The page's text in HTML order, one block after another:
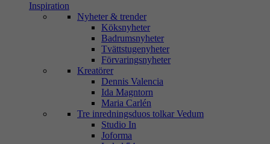
Inspiration
Nyheter & trender
Köksnyheter
Badrumsnyheter
Tvättstugenyheter
Förvaringsnyheter
Kreatörer
Dennis Valencia
Ida Magntorn
Maria Carlén
Tre inredningsduos tolkar Vedum
Studio In
Joforma